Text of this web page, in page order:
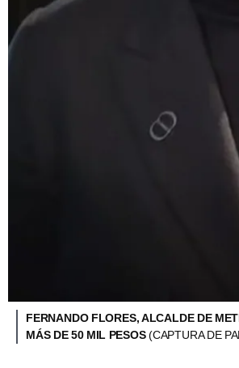
FERNANDO FLORES, ALCALDE DE
MÁS DE 50 MIL PESOS(CAPTURA DE